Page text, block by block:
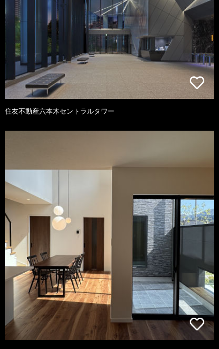
住友不動産六本木セントラルタワー